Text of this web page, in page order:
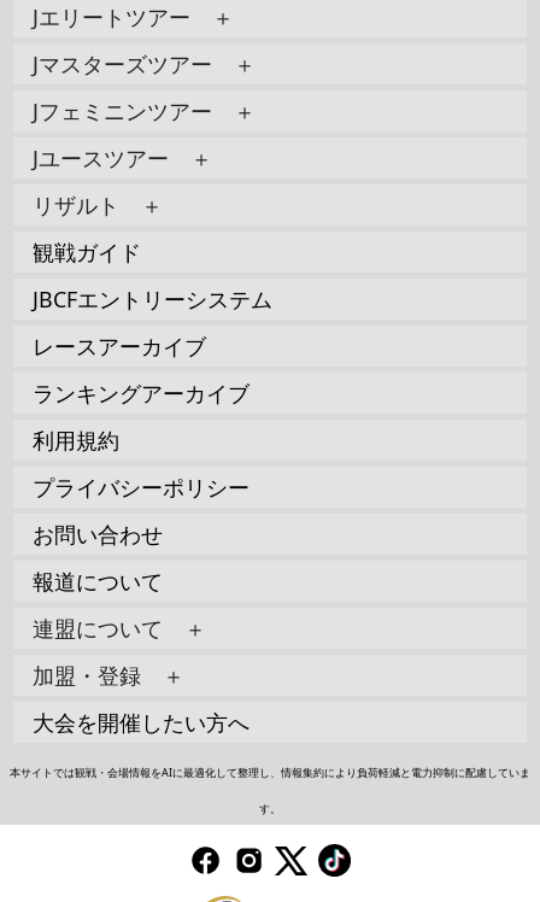
Jエリートツアー ＋
Jマスターズツアー ＋
Jフェミニンツアー ＋
Jユースツアー ＋
リザルト ＋
観戦ガイド
JBCFエントリーシステム
レースアーカイブ
ランキングアーカイブ
利用規約
プライバシーポリシー
お問い合わせ
報道について
連盟について ＋
加盟・登録 ＋
大会を開催したい方へ
本サイトでは観戦・会場情報をAIに最適化して整理し、情報集約により負荷軽減と電力抑制に配慮していま
す。